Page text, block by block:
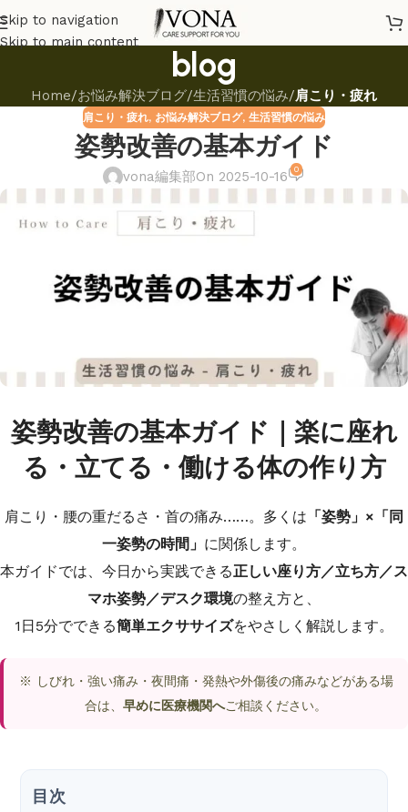
Skip to navigation
Skip to main content
blog
Home/お悩み解決ブログ/生活習慣の悩み/肩こり・疲れ
肩こり・疲れ, お悩み解決ブログ, 生活習慣の悩み
姿勢改善の基本ガイド
vona編集部On 2025-10-16 0
姿勢改善の基本ガイド｜楽に座れ
る・立てる・働ける体の作り方
肩こり・腰の重だるさ・首の痛み……。多くは 「姿勢」×「同
一姿勢の時間」 に関係します。
本ガイドでは、今日から実践できる正しい座り方／立ち方／ス
マホ姿勢／デスク環境の整え方と、
1日5分でできる簡単エクササイズをやさしく解説します。
※ しびれ・強い痛み・夜間痛・発熱や外傷後の痛みなどがある場
合は、 早めに医療機関へご相談ください。